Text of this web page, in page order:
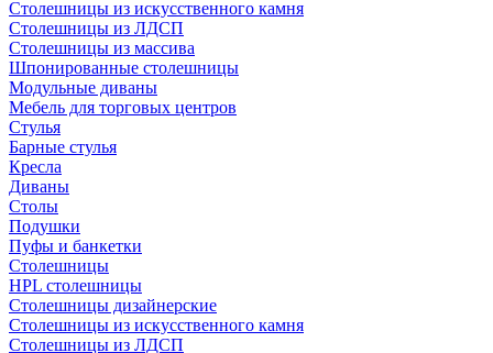
Столешницы из искусственного камня
Столешницы из ЛДСП
Столешницы из массива
Шпонированные столешницы
Модульные диваны
Мебель для торговых центров
Стулья
Барные стулья
Кресла
Диваны
Столы
Подушки
Пуфы и банкетки
Столешницы
HPL столешницы
Столешницы дизайнерские
Столешницы из искусственного камня
Столешницы из ЛДСП